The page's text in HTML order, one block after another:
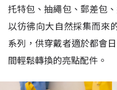
托特包、抽繩包、郵差包
以彷彿向大自然採集而來
系列，供穿戴者適於都會
間輕鬆轉換的亮點配件。